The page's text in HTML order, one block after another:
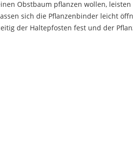
Obstbaum pflanzen wollen, leisten
sich die Pflanzenbinder leicht
der Haltepfosten fest und der